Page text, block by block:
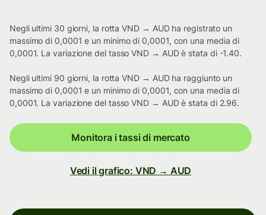
Negli ultimi 30 giorni, la rotta VND → AUD ha registrato un
massimo di 0,0001 e un minimo di 0,0001, con una media di
0,0001. La variazione del tasso VND → AUD è stata di -1.40.
Negli ultimi 90 giorni, la rotta VND → AUD ha raggiunto un
massimo di 0,0001 e un minimo di 0,0001, con una media di
0,0001. La variazione del tasso VND → AUD è stata di 2.96.
Monitora i tassi di mercato
Vedi il grafico: VND → AUD